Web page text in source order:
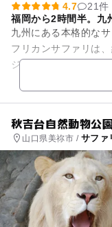
4.7
21件
福岡から2時間半。九
九州にある本格的な
フリカンサファリは
ジャングルバスで巡
トなどの小動物とふ
秋吉台自然動物公
山口県美祢市 / サファ